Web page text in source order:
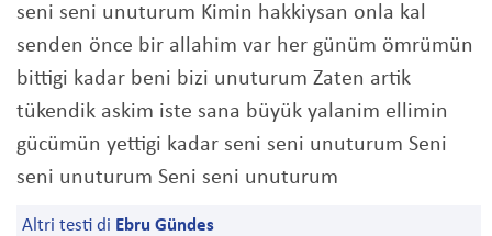
seni seni unuturum Kimin hakkiysan onla kal
senden önce bir allahim var her günüm ömrümün
bittigi kadar beni bizi unuturum Zaten artik
tükendik askim iste sana büyük yalanim ellimin
gücümün yettigi kadar seni seni unuturum Seni
seni unuturum Seni seni unuturum
Altri testi di Ebru Gündes